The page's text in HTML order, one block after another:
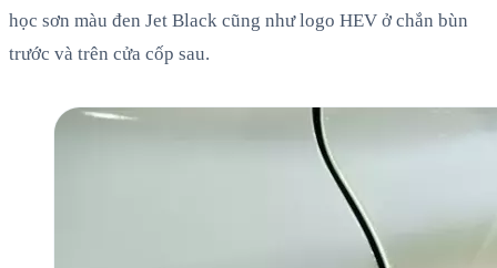
học sơn màu đen Jet Black cũng như logo HEV ở chắn bùn
trước và trên cửa cốp sau.